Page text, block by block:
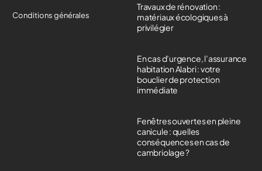
Conditions générales
Travaux de rénovation :
matériaux écologiques à
privilégier
En cas d’urgence, l’assurance
habitation Alabri : votre
bouclier de protection
immédiate
Fenêtres ouvertes en pleine
canicule : quelles
conséquences en cas de
cambriolage ?